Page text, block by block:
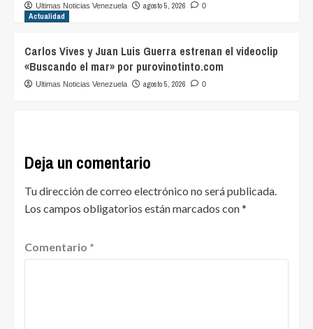
Ultimas Noticias Venezuela agosto 5, 2026 0
Actualidad
Carlos Vives y Juan Luis Guerra estrenan el videoclip
«Buscando el mar» por purovinotinto.com
Ultimas Noticias Venezuela agosto 5, 2026 0
Deja un comentario
Tu dirección de correo electrónico no será publicada.
Los campos obligatorios están marcados con*
Comentario *